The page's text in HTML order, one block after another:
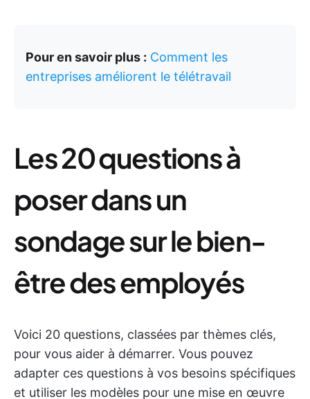
Pour en savoir plus : Comment les
entreprises améliorent le télétravail
Les 20 questions à
poser dans un
sondage sur le bien-
être des employés
Voici 20 questions, classées par thèmes clés,
pour vous aider à démarrer. Vous pouvez
adapter ces questions à vos besoins spécifiques
et utiliser les modèles pour une mise en œuvre